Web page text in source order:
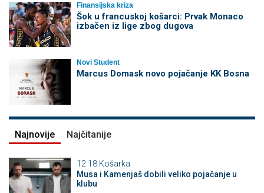
Finansijska kriza
Šok u francuskoj košarci: Prvak Monaco
izbačen iz lige zbog dugova
Novi Student
Marcus Domask novo pojačanje KK Bosna
Najnovije Najčitanije
12:18 Košarka
Musa i Kamenjaš dobili veliko pojačanje u
klubu